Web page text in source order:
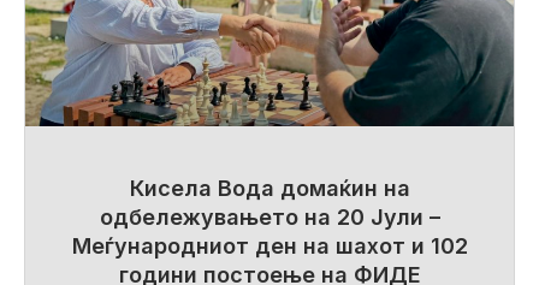
Кисела Вода домаќин на
одбележувањето на 20 Јули –
Меѓународниот ден на шахот и 102
години постоење на ФИДЕ